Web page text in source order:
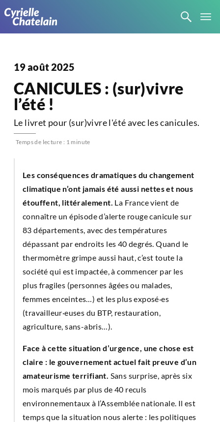
19 août 2025
CANICULES : (sur)vivre
l’été !
Le livret pour (sur)vivre l'été avec les canicules.
Temps de lecture : 1 minute
Les conséquences dramatiques du changement
climatique n’ont jamais été aussi nettes et nous
étouffent, littéralement. La France vient de
connaître un épisode d’alerte rouge canicule sur
83 départements, avec des températures
dépassant par endroits les 40 degrés. Quand le
thermomètre grimpe aussi haut, c’est toute la
société qui est impactée, à commencer par les
plus fragiles (personnes âgées ou malades,
femmes enceintes…) et les plus exposé·es
(travailleur·euses du BTP, restauration,
agriculture, sans-abris…).
Face à cette situation d’urgence, une chose est
claire : le gouvernement actuel fait preuve d’un
amateurisme terrifiant. Sans surprise, après six
mois marqués par plus de 40 reculs
environnementaux à l’Assemblée nationale. Il est
temps que la situation nous alerte : les politiques